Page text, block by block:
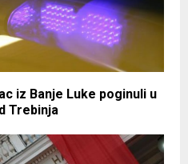
iz Banje Luke poginuli u
Trebinja